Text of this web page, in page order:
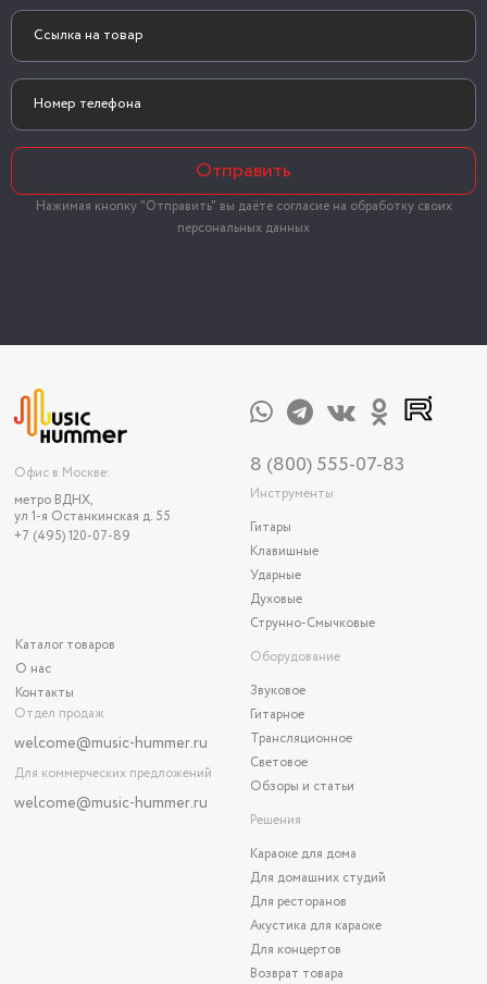
Отправить
Нажимая кнопку "Отправить" вы даёте согласие на обработку своих
персональных данных
Офис в Москве:
метро ВДНХ,
ул 1-я Останкинская д. 55
+7 (495) 120-07-89
Каталог товаров
О нас
Контакты
Отдел продаж
welcome@music-hummer.ru
Для коммерческих предложений
welcome@music-hummer.ru
8 (800) 555-07-83
Инструменты
Гитары
Клавишные
Ударные
Духовые
Струнно-Смычковые
Оборудование
Звуковое
Гитарное
Трансляционное
Световое
Обзоры и статьи
Решения
Караоке для дома
Для домашних студий
Для ресторанов
Акустика для караоке
Для концертов
Возврат товара